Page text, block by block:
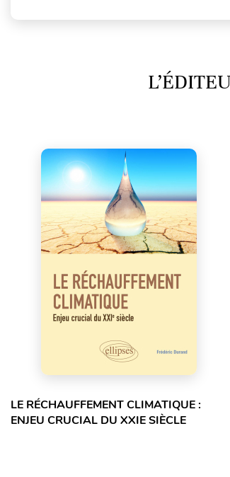
LE RÉCHAUFFEMENT CLIMATIQUE :
ENJEU CRUCIAL DU XXIE SIÈCLE